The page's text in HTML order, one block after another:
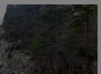
verso la spiaggia
la falesia. La
in alcuni
che la risalita vi